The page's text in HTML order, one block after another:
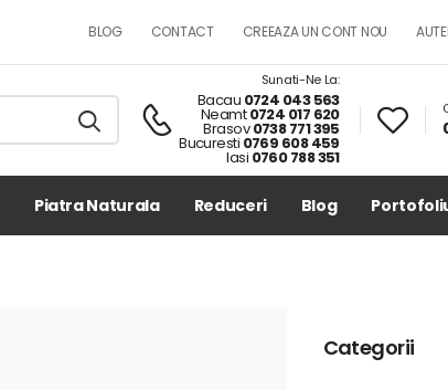
BLOG CONTACT CREEAZA UN CONT NOU
Sunati-Ne La:
Bacau 0724 043 563
Neamt0724 017 620
Brasov0738 771 395
Bucuresti 0769 608 459
Iasi 0760 788 351
Piatra Naturala Reduceri Blog
Categorii